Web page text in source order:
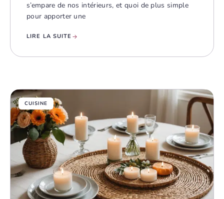
s’empare de nos intérieurs, et quoi de plus simple
pour apporter une
LIRE LA SUITE
CUISINE